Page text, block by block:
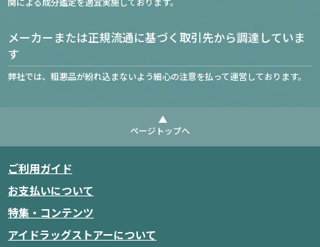
メーカーまたは正規流通に基づく取引先から調達していま
す
弊社では、粗悪品が紛れ込まないよう細心の注意を払って運営しております。
ページトップへ
ご利用ガイド
お支払いについて
特集・コンテンツ
アイドラッグストアーについて